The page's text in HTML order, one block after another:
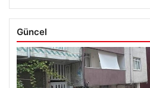
Güncel